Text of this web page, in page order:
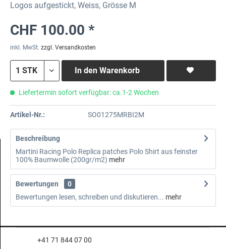
Logos aufgestickt, Weiss, Grösse M
CHF 100.00 *
inkl. MwSt. zzgl. Versandkosten
In den Warenkorb
Liefertermin sofort verfügbar: ca.1-2 Wochen
Artikel-Nr.: SO01275MRBI2M
Beschreibung
Martini Racing Polo Replica patches Polo Shirt aus feinster
100% Baumwolle (200gr/m2) mehr
Bewertungen
0
Bewertungen lesen, schreiben und diskutieren... mehr
+41 71 844 07 00